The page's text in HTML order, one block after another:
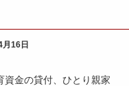
16日
金の貸付、ひとり親家